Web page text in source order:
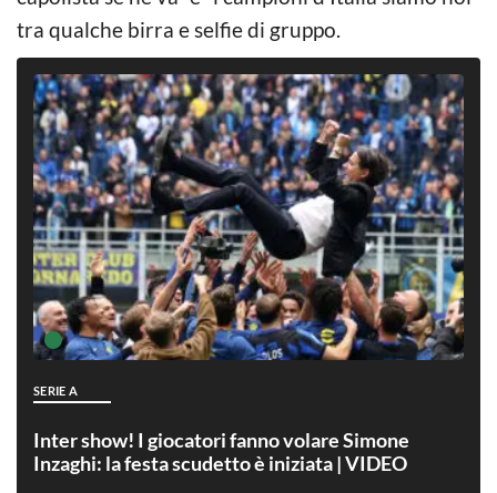
tra qualche birra e selfie di gruppo.
SERIE A
Inter show! I giocatori fanno volare Simone
Inzaghi: la festa scudetto è iniziata | VIDEO